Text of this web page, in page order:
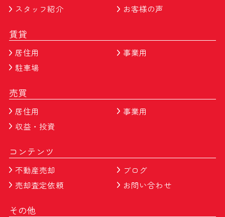
スタッフ紹介
お客様の声
賃貸
居住用
事業用
駐車場
売買
居住用
事業用
収益・投資
コンテンツ
不動産売却
ブログ
売却査定依頼
お問い合わせ
その他